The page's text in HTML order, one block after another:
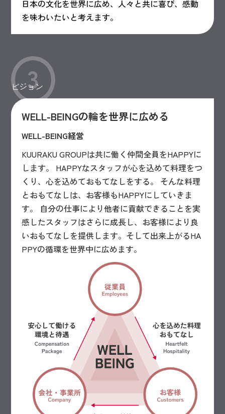
日本の文化を世界に広め、人々と共に喜び、感動
を味わいたいと考えます。
3
ビジョン
WELL-BEINGの輪を世界に広める
WELL-BEING経営
KUURAKU GROUPは共に働く仲間全員をHAPPYに
します。 HAPPYなスタッフが心を込めて料理をつ
くり、心を込めておもてなしをする。 そんな料理
とおもてなしは、お客様もHAPPYにしていきま
す。 自分の仕事により他者に貢献できることを実
感したスタッフはさらに成長し、お客様により良
いおもてなしを提供します。そして出来上がるHA
PPYの循環を世界中に広めます。